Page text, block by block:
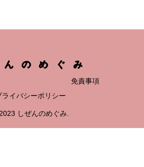
んのめぐみ
免責事項
ライバシーポリシー
しぜんのめぐみ.